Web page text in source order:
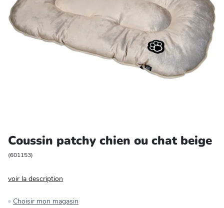
Cuisine et art de la table
Salle de bain et beauté
Entretien et rangement
Bricolage et auto
Zoomer sur l'image
Coussin patchy chien ou chat beige
(601153)
voir la description
Choisir mon magasin